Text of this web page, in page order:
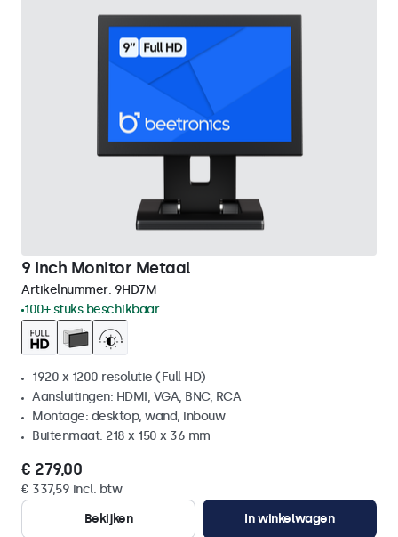
9 Inch Monitor Metaal
Artikelnummer: 9HD7M
100+ stuks beschikbaar
1920 x 1200 resolutie (Full HD)
Aansluitingen: HDMI, VGA, BNC, RCA
Montage: desktop, wand, inbouw
Buitenmaat: 218 x 150 x 36 mm
€ 279,00
€ 337,59 incl. btw
Bekijken
In winkelwagen